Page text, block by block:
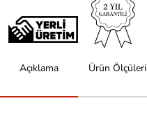
Açıklama Ürün Ölçüleri